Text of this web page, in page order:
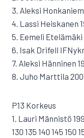
3. Aleksi Honkaniemi
4. Lassi Heiskanen
5. Eemeli Etelämäki
6. Isak Drifell
7. Aleksi Hänninen
8. Juho Marttila
P13 Korkeus
1. Lauri Männistö
130 135 140 145 150